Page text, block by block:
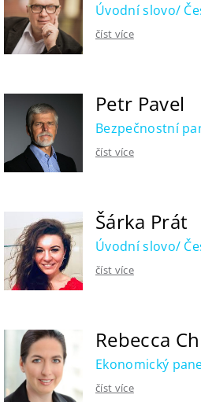
Úvodní slovo/
číst více
Petr Pavel
Bezpečnostní
číst více
Šárka Prát
Úvodní slovo/
číst více
Rebecca
Ekonomický
číst více